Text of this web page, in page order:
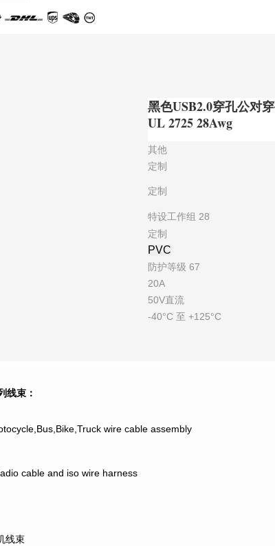
黑色USB2.0穿孔公对
UL 2725 28Awg
其他
定制
定制
特设工作组 28
定制
PVC
防护等级 67
20A
50V直流
-40°C 至 +125°C
线束：
wire cable assembly
cable and iso wire harness
线束